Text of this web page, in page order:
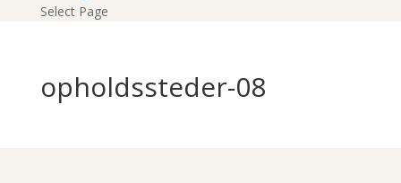
Select Page
opholdssteder-08